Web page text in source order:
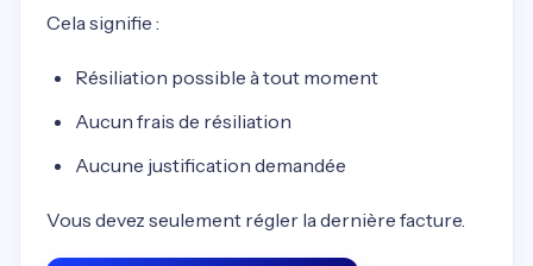
Cela signifie :
Résiliation possible à tout moment
Aucun frais de résiliation
Aucune justification demandée
Vous devez seulement régler la dernière facture.